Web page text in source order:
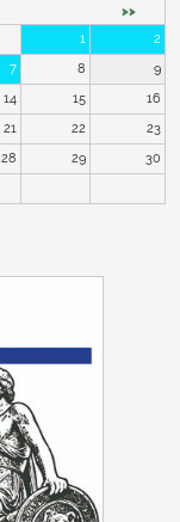
>>
1
2
7 8
9
14 15
16
21 22
23
28 29
30